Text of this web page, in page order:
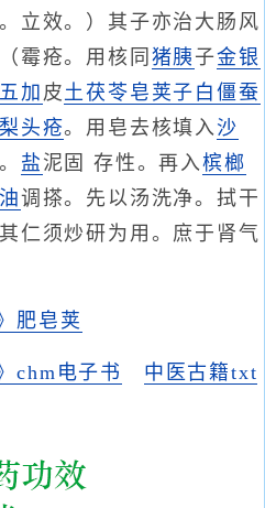
立效。）其子亦治大肠风
霉疮。用核同 猪胰 子金银
加 皮土茯苓皂荚子 白僵蚕
梨 头疮。用皂去核填入沙
盐 泥固 存性。再入槟榔
调搽。先以汤洗净。拭干
仁须炒研为用。庶于肾气
肥皂荚
chm电子书
中医古籍txt